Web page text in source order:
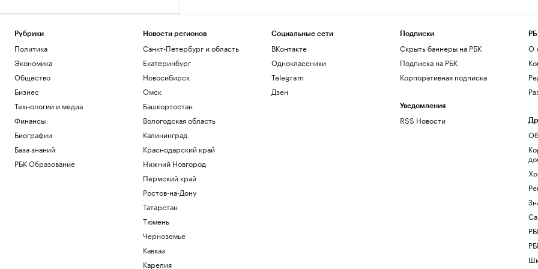
Рубрики
Политика
Экономика
Общество
Бизнес
Технологии и медиа
Финансы
Биографии
База знаний
РБК Образование
Новости регионов
Санкт-Петербург и область
Екатеринбург
Новосибирск
Омск
Башкортостан
Вологодская область
Калининград
Краснодарский край
Нижний Новгород
Пермский край
Ростов-на-Дону
Татарстан
Тюмень
Черноземье
Кавказ
Карелия
Социальные сети
ВКонтакте
Одноклассники
Telegram
Дзен
Подписки
Скрыть баннеры на РБК
Подписка на РБК
Корпоративная подписка
Уведомления
RSS Новости
О